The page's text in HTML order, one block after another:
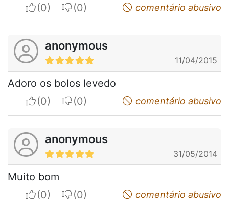
I apreciateI do not appreciatecomentário abusivo
anonymous
11/04/2015
Adoro os bolos levedo
I apreciateI do not appreciatecomentário abusivo
anonymous
31/05/2014
Muito bom
I apreciateI do not appreciatecomentário abusivo